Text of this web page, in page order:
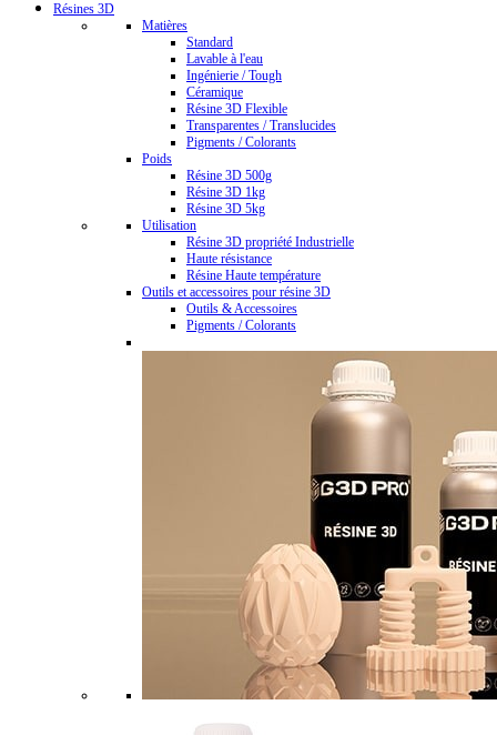
Résines 3D
Matières
Standard
Lavable à l'eau
Ingénierie / Tough
Céramique
Résine 3D Flexible
Transparentes / Translucides
Pigments / Colorants
Poids
Résine 3D 500g
Résine 3D 1kg
Résine 3D 5kg
Utilisation
Résine 3D propriété Industrielle
Haute résistance
Résine Haute température
Outils et accessoires pour résine 3D
Outils & Accessoires
Pigments / Colorants